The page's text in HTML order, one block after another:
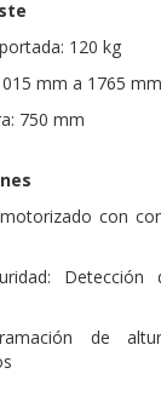
120 kg
mm a 1765 mm
750 mm
con
Detección
de